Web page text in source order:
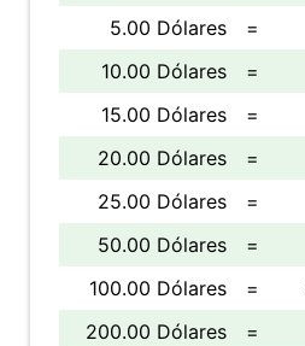
5.00 Dólares
=
10.00 Dólares
=
15.00 Dólares
=
20.00 Dólares
=
25.00 Dólares
=
50.00 Dólares
=
100.00 Dólares
=
200.00 Dólares
=